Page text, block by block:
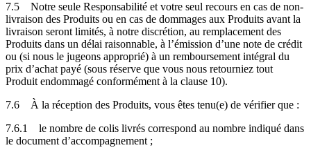
7.5
Notre seule Responsabilité et votre seul recours en cas de non-
livraison des Produits ou en cas de dommages aux Produits avant la
livraison seront limités, à notre discrétion, au remplacement des
Produits dans un délai raisonnable, à l’émission d’une note de crédit
ou (si nous le jugeons approprié) à un remboursement intégral du
prix d’achat payé (sous réserve que vous nous retourniez tout
Produit endommagé conformément à la clause 10).
7.6
À la réception des Produits, vous êtes tenu(e) de vérifier que :
7.6.1
le nombre de colis livrés correspond au nombre indiqué dans
le document d’accompagnement ;